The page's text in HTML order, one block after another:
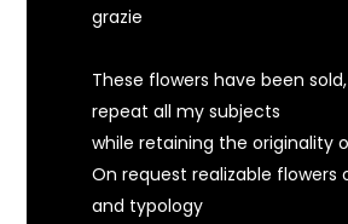
grazie
These flowers have been
repeat all my subjects
while retaining the originality
On request realizable flowers
and typology